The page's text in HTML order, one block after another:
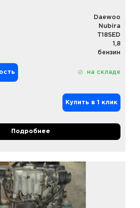
Daewoo
Nubira
T18SED
1,8
бензин
на складе
Купить в 1 клик
Подробнее